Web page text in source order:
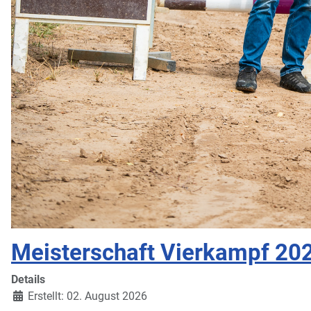
Meisterschaft Vierkampf
Details
Erstellt: 02. August 2026